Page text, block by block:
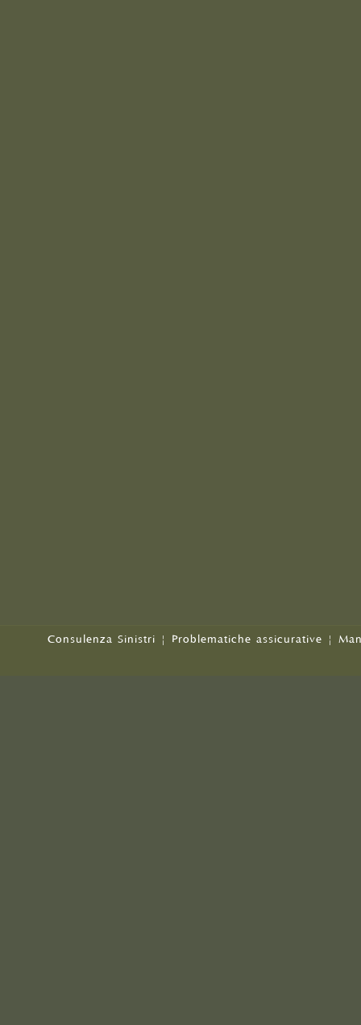
Consulenza Sinistri | Problematiche assicurative |